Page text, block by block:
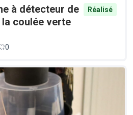
à détecteur de
coulée verte
Réalisé
0